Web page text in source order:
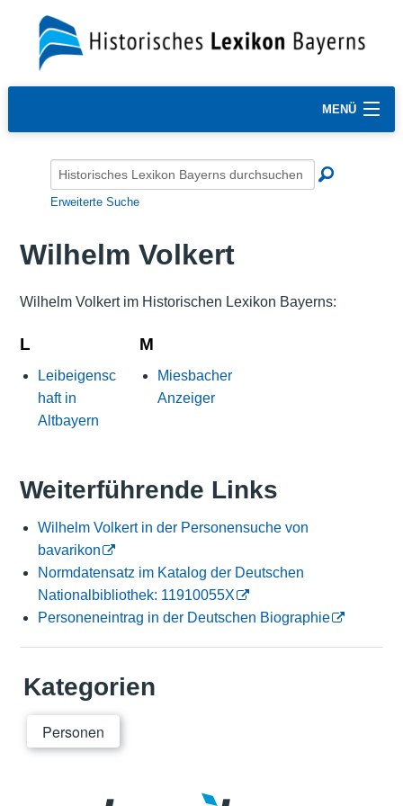
MENÜ
Erweiterte Suche
Wilhelm Volkert
Wilhelm Volkert im Historischen Lexikon Bayerns:
L
Leibeigensc
haft in
Altbayern
M
Miesbacher
Anzeiger
Weiterführende Links
Wilhelm Volkert in der Personensuche von
bavarikon
Normdatensatz im Katalog der Deutschen
Nationalbibliothek: 11910055X
Personeneintrag in der Deutschen Biographie
Kategorien
Personen